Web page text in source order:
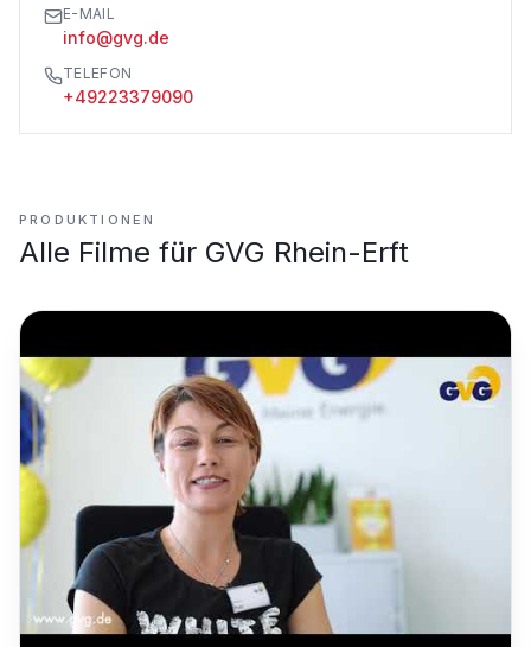
E-MAIL
info@gvg.de
TELEFON
+49223379090
PRODUKTIONEN
Alle Filme für GVG Rhein-Erft